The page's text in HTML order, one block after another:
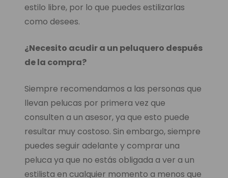
estilo libre, por lo que puedes estilizarlas
como desees.
¿Necesito acudir a un peluquero después
de la compra?
Siempre recomendamos a las personas que
llevan pelucas por primera vez que
consulten a un asesor, ya que esto puede
resultar muy costoso. Sin embargo, siempre
puedes seguir adelante y comprar una
peluca ya que no estás obligada a ver a un
estilista en cualquier momento a menos que